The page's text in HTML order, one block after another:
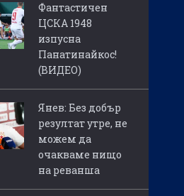
Фантастичен
ЦСКА 1948
изпусна
Панатинайкос!
(ВИДЕО)
Янев: Без добър
резултат утре, не
можем да
очакваме нищо
на реванша